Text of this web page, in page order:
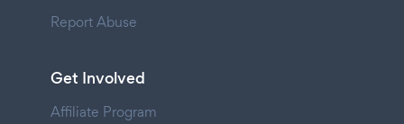
Report Abuse
Get Involved
Affiliate Program